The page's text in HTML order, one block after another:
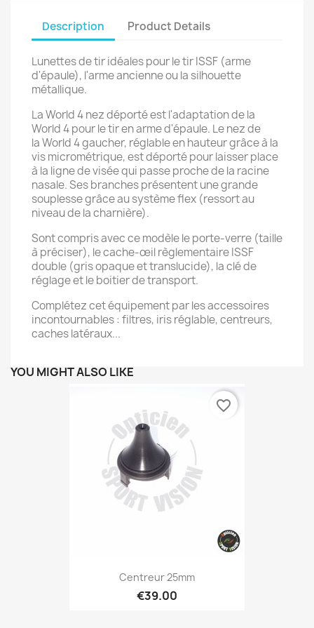
Description Product Details
Lunettes de tir idéales pour le tir ISSF (arme
d'épaule), l'arme ancienne ou la silhouette
métallique.
La World 4 nez déporté est l'adaptation de la
World 4 pour le tir en arme d'épaule. Le nez de
la World 4 gaucher, réglable en hauteur grâce à la
vis micrométrique, est déporté pour laisser place
à la ligne de visée qui passe proche de la racine
nasale. Ses branches présentent une grande
souplesse grâce au système flex (ressort au
niveau de la charnière).
Sont compris avec ce modèle le porte-verre (taille
à préciser), le cache-œil règlementaire ISSF
double (gris opaque et translucide), la clé de
réglage et le boitier de transport.
Complétez cet équipement par les accessoires
incontournables : filtres, iris réglable, centreurs,
caches latéraux...
YOU MIGHT ALSO LIKE
Centreur 25mm
€39.00
favorite_border